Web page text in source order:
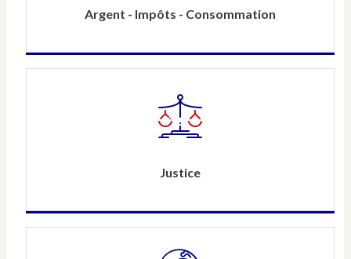
Argent - Impôts - Consommation
Justice